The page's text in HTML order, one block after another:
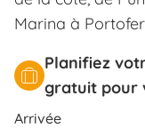
Marina à
Planifiez
gratuit pour
Arrivée